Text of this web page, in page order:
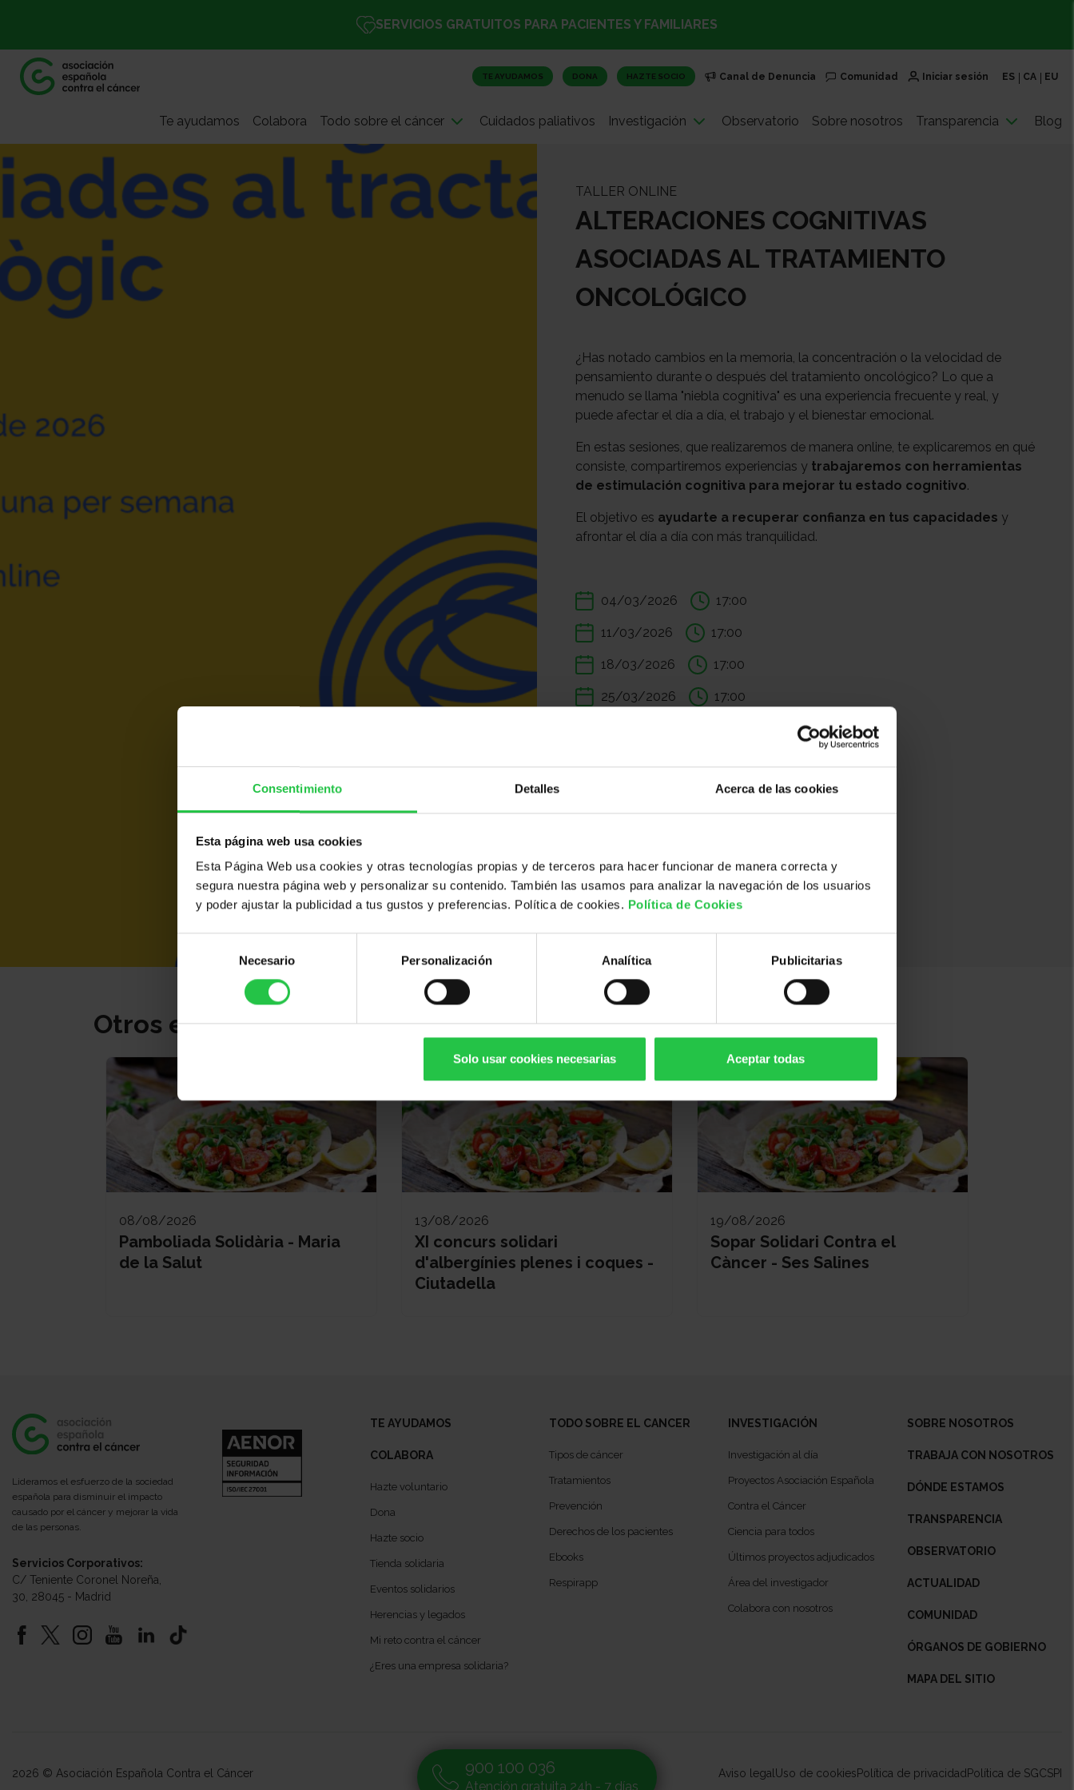
Consentimiento Detalles Acerca de las cookies
Esta página web usa cookies
Esta Página Web usa cookies y otras tecnologías propias y de terceros para hacer funcionar de manera correcta y
segura nuestra página web y personalizar su contenido. También las usamos para analizar la navegación de los usuarios
y poder ajustar la publicidad a tus gustos y preferencias. Política de cookies. Política de Cookies
de
consentimiento
Necesario Personalización Analítica Publicitarias
Solo usar cookies necesarias Aceptar todas
SERVICIOS GRATUITOS PARA PACIENTES Y FAMILIARES
TE AYUDAMOS DONA HAZTE SOCIO Canal de Denuncia Comunidad Iniciar sesión ES CA EU
Te ayudamos Colabora Todo sobre el cáncer Cuidados paliativos Investigación Observatorio Sobre nosotros Transparencia Blog
TALLER ONLINE
ALTERACIONES COGNITIVAS
ASOCIADAS AL TRATAMIENTO
ONCOLÓGICO
¿Has notado cambios en la memoria, la concentración o la velocidad de
pensamiento durante o después del tratamiento oncológico? Lo que a
menudo se llama "niebla cognitiva" es una experiencia frecuente y real, y
puede afectar el día a día, el trabajo y el bienestar emocional.
En estas sesiones, que realizaremos de manera online, te explicaremos en qué
consiste, compartiremos experiencias y trabajaremos con herramientas
de estimulación cognitiva para mejorar tu estado cognitivo.
El objetivo es ayudarte a recuperar confianza en tus capacidades y
afrontar el día a día con más tranquilidad.
04/03/2026 17:00
11/03/2026 17:00
18/03/2026 17:00
25/03/2026 17:00
17:00
Compartir:
Otros eventos
08/08/2026
Pamboliada Solidària - Maria
de la Salut
13/08/2026
XI concurs solidari
d'albergínies plenes i coques -
Ciutadella
19/08/2026
Sopar Solidari Contra el
Càncer - Ses Salines
900 100 036
Atención gratuita 24h - 7 días
Lideramos el esfuerzo de la sociedad
española para disminuir el impacto
causado por el cáncer y mejorar la vida
de las personas.
Servicios Corporativos:
C/ Teniente Coronel Noreña,
30, 28045 - Madrid
TE AYUDAMOS
COLABORA
Hazte voluntario
Dona
Hazte socio
Tienda solidaria
Eventos solidarios
Herencias y legados
Mi reto contra el cáncer
¿Eres una empresa solidaria?
TODO SOBRE EL CANCER
Tipos de cáncer
Tratamientos
Prevención
Derechos de los pacientes
Ebooks
Respirapp
INVESTIGACIÓN
Investigación al día
Proyectos Asociación Española
Contra el Cáncer
Ciencia para todos
Últimos proyectos adjudicados
Área del investigador
Colabora con nosotros
SOBRE NOSOTROS
TRABAJA CON NOSOTROS
DÓNDE ESTAMOS
TRANSPARENCIA
OBSERVATORIO
ACTUALIDAD
COMUNIDAD
ÓRGANOS DE GOBIERNO
MAPA DEL SITIO
2026 © Asociación Española Contra el Cáncer Aviso legalUso de cookiesPolítica de privacidad Política de SGCSPI